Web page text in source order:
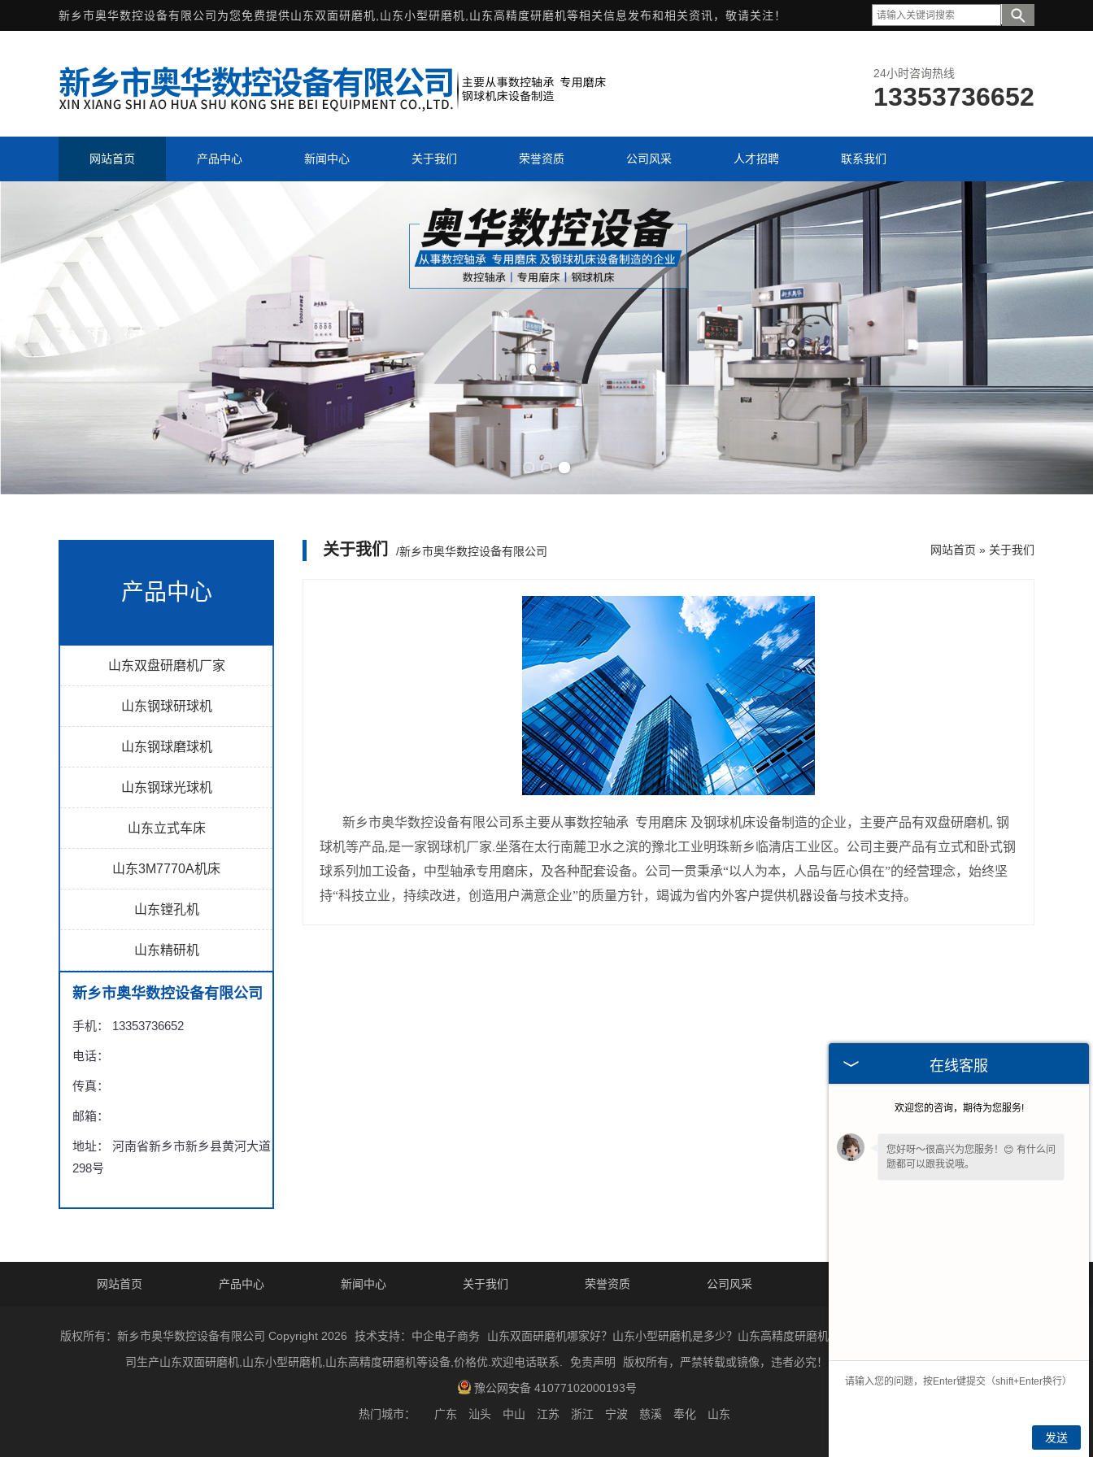
新乡市奥华数控设备有限公司为您免费提供山东双面研磨机 ,山东小型研磨机,山东高精度研磨机等相关信息发布和相关资讯，敬请关注！
24小时咨询热线
13353736652
网站首页 产品中心 新闻中心 关于我们 荣誉资质 公司风采 人才招聘 联系我们
产品中心
山东双盘研磨机厂家
山东钢球研球机
山东钢球磨球机
山东钢球光球机
山东立式车床
山东3M7770A机床
山东镗孔机
山东精研机
新乡市奥华数控设备有限公司
手机： 13353736652
电话：
传真：
邮箱：
地址： 河南省新乡市新乡县黄河大道
298号
关于我们 /新乡市奥华数控设备有限公司 网站首页 » 关于我们
新乡市奥华数控设备有限公司系主要从事数控轴承 专用磨床 及钢球机床设备制造的企业，主要产品有双盘研磨机, 钢
球机等产品,是一家钢球机厂家.坐落在太行南麓卫水之滨的豫北工业明珠新乡临清店工业区。公司主要产品有立式和卧式钢
球系列加工设备，中型轴承专用磨床，及各种配套设备。公司一贯秉承“以人为本，人品与匠心俱在”的经营理念，始终坚
持“科技立业，持续改进，创造用户满意企业”的质量方针，竭诚为省内外客户提供机器设备与技术支持。
网站首页 产品中心 新闻中心 关于我们 荣誉资质 公司风采
版权所有：新乡市奥华数控设备有限公司 Copyright 2026 技术支持：中企电子商务
山东双面研磨机哪家好？山东小型研磨机是多少？山东高精度研磨机质量怎么样？新乡市奥华数控设备有限公
司生产山东双面研磨机,山东小型研磨机,山东高精度研磨机等设备,价格优.欢迎电话联系.
免责声明 版权所有，严禁转载或镜像，违者必究！ 豫ICP备2022020163号-1
豫公网安备 41077102000193号
热门城市：
广东 汕头 中山 江苏 浙江 宁波 慈溪 奉化 山东
在线客服
欢迎您的咨询，期待为您服务!
您好呀～很高兴为您服务！😊 有什么问
题都可以跟我说哦。
发送